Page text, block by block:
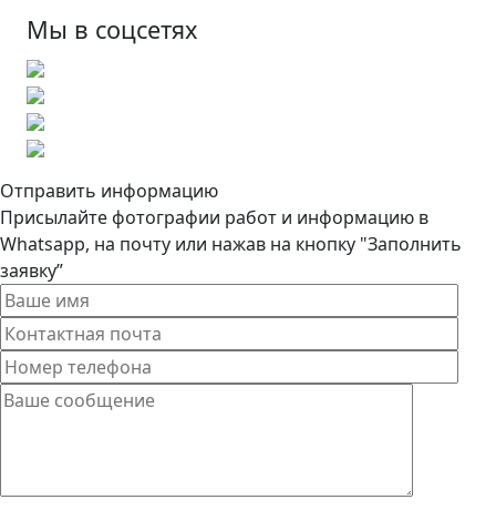
Мы в соцсетях
Отправить информацию
Присылайте фотографии работ и информацию в
Whatsapp, на почту или нажав на кнопку "Заполнить
заявку”